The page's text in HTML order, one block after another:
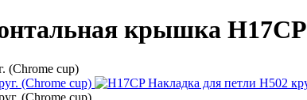
крышка H17CP
(Chrome cup)